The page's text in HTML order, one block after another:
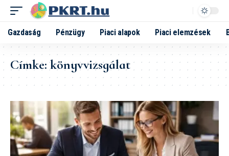
Gazdaság Pénzügy Piaci alapok Piaci elemzések
Címke:könyvvizsgálat